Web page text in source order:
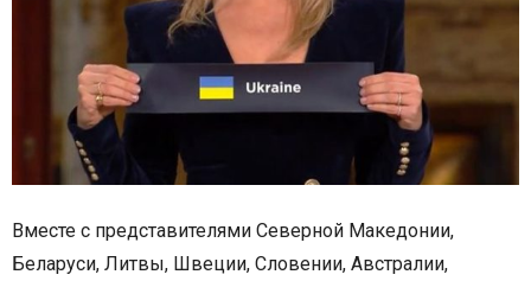
Вместе с представителями Северной Македонии,
Беларуси, Литвы, Швеции, Словении, Австралии,